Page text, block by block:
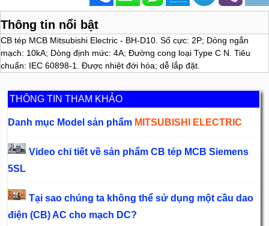
Thông tin nổi bật
CB tép MCB Mitsubishi Electric - BH-D10. Số cực: 2P; Dòng ngắn
mạch: 10kA; Dòng định mức: 4A; Đường cong loại Type C N. Tiêu
chuẩn: IEC 60898-1. Được nhiệt đới hóa; dễ lắp đặt.
THÔNG TIN THAM KHẢO
Danh mục Model sản phẩm MITSUBISHI ELECTRIC
Video chi tiết về sản phẩm CB tép MCB Siemens
5SL
Tại sao chúng ta không thể sử dụng một cầu dao
điện (CB) AC cho mạch DC?